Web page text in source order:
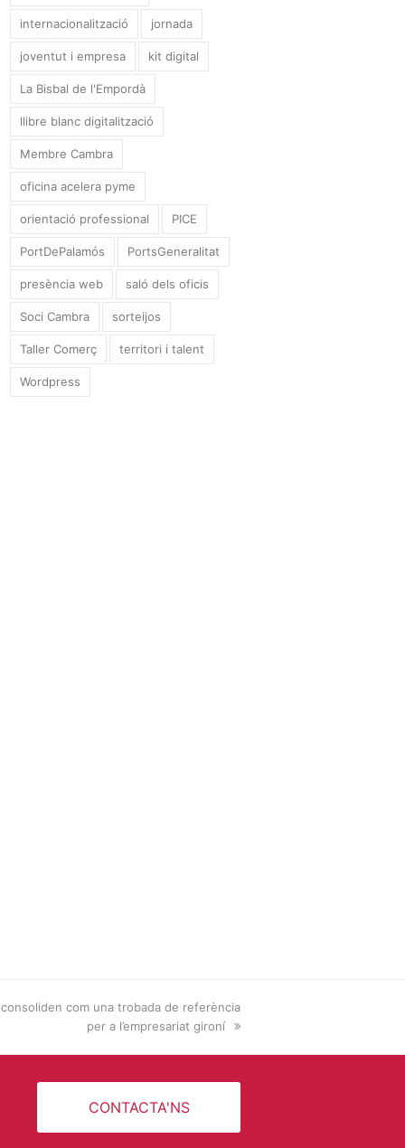
internacionalització jornada
joventut i empresa kit digital
La Bisbal de l'Empordà
llibre blanc digitalització
Membre Cambra
oficina acelera pyme
orientació professional PICE
PortDePalamós PortsGeneralitat
presència web saló dels oficis
Soci Cambra sorteijos
Taller Comerç territori i talent
Wordpress
consoliden com una trobada de referència
per a l’empresariat gironí
CONTACTA'NS